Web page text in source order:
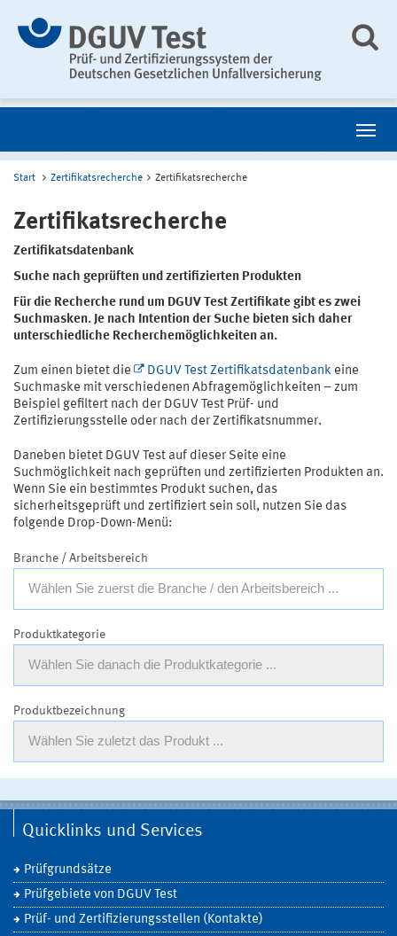
Start Zertifikatsrecherche Zertifikatsrecherche
Zertifikatsrecherche
Zertifikatsdatenbank
Suche nach geprüften und zertifizierten Produkten
Für die Recherche rund um DGUV Test Zertifikate gibt es zwei
Suchmasken. Je nach Intention der Suche bieten sich daher
unterschiedliche Recherchemöglichkeiten an.
Zum einen bietet die DGUV Test Zertifikatsdatenbank eine
Suchmaske mit verschiedenen Abfragemöglichkeiten – zum
Beispiel gefiltert nach der DGUV Test Prüf- und
Zertifizierungsstelle oder nach der Zertifikatsnummer.
Daneben bietet DGUV Test auf dieser Seite eine
Suchmöglichkeit nach geprüften und zertifizierten Produkten an.
Wenn Sie ein bestimmtes Produkt suchen, das
sicherheitsgeprüft und zertifiziert sein soll, nutzen Sie das
folgende Drop-Down-Menü:
Branche / Arbeitsbereich
Wählen Sie zuerst die Branche / den Arbeitsbereich ...
Produktkategorie
Wählen Sie danach die Produktkategorie ...
Produktbezeichnung
Wählen Sie zuletzt das Produkt ...
Quicklinks und Services
Prüfgrundsätze
Prüfgebiete von DGUV Test
Prüf- und Zertifizierungsstellen (Kontakte)